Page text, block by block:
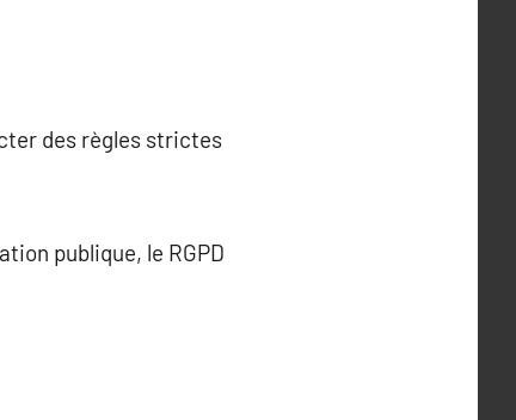
des règles strictes
publique, le RGPD